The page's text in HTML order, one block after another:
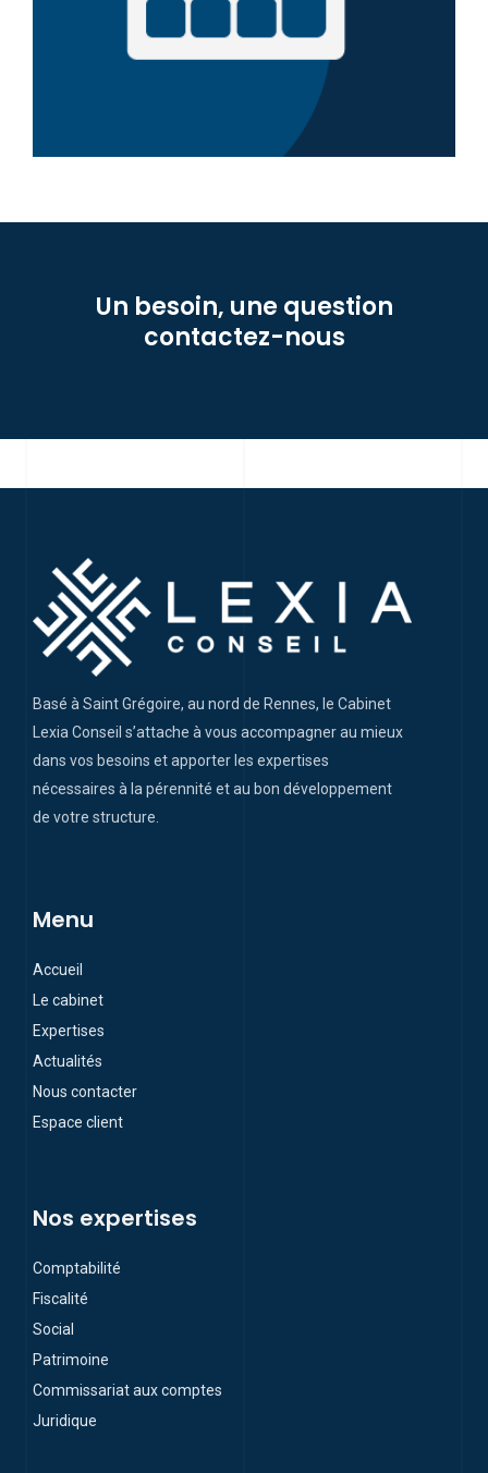
Un besoin, une question
contactez-nous
Basé à Saint Grégoire, au nord de Rennes, le Cabinet
Lexia Conseil s’attache à vous accompagner au mieux
dans vos besoins et apporter les expertises
nécessaires à la pérennité et au bon développement
de votre structure.
Menu
Accueil
Le cabinet
Expertises
Actualités
Nous contacter
Espace client
Nos expertises
Comptabilité
Fiscalité
Social
Patrimoine
Commissariat aux comptes
Juridique